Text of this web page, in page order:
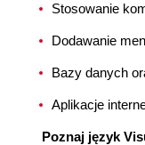
Stosowanie
Dodawanie
Bazy danych
Aplikacje
Poznaj język